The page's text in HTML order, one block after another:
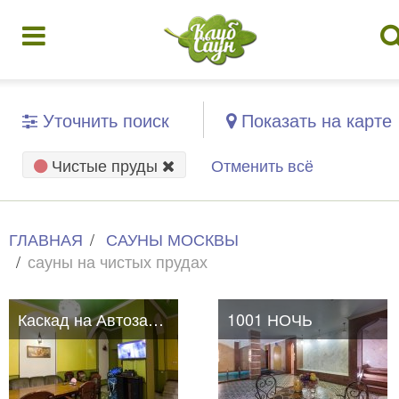
Уточнить поиск Показать на карте
Чистые пруды Отменить всё
ГЛАВНАЯ
САУНЫ МОСКВЫ
сауны на чистых прудах
Каскад на Автозаводской 1001 НОЧЬ